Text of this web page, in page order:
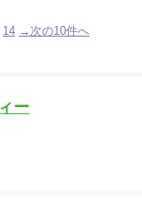
14 →次の10件へ
ー